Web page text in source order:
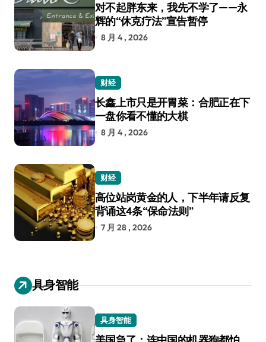
对不起胖东来，我先不学了——永
辉的“休克疗法”宣告暂停
8 月 4 , 2026
财经
长鑫上市只是开胃菜：合肥正在下
一盘你看不懂的大棋
8 月 4 , 2026
财经
高位站岗黄金的人，下半年请反复
背诵这4条“保命法则”
7 月 28 , 2026
具身智能
具身智能